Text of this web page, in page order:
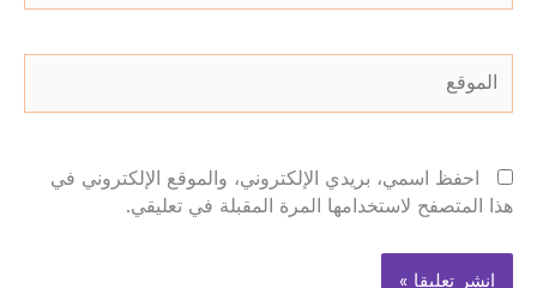
احفظ اسمي، بريدي الإلكتروني، والموقع الإلكتروني في
هذا المتصفح لاستخدامها المرة المقبلة في تعليقي.